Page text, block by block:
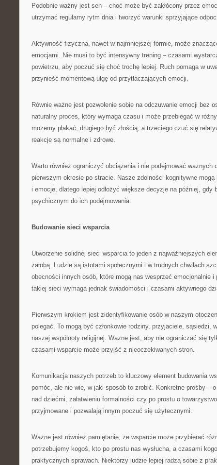
Podobnie ważny jest sen – choć może być zakłócony przez
utrzymać regularny rytm dnia i tworzyć warunki sprzyjające
Aktywność fizyczna, nawet w najmniejszej formie, może
emocjami. Nie musi to być intensywny trening – czasami
powietrzu, aby poczuć się choć trochę lepiej. Ruch pomaga w
przynieść momentową ulgę od przytłaczających emocji.
Równie ważne jest pozwolenie sobie na odczuwanie emocji bez
naturalny proces, który wymaga czasu i może przebiegać w
możemy płakać, drugiego być złością, a trzeciego czuć się
reakcje są normalne i zdrowe.
Warto również ograniczyć obciążenia i nie podejmować ważnych
pierwszym okresie po stracie. Nasze zdolności kognitywne
i emocje, dlatego lepiej odłożyć większe decyzje na później, gdy
psychicznym do ich podejmowania.
Budowanie sieci wsparcia
Utworzenie solidnej sieci wsparcia to jeden z najważniejszych
żałobą. Ludzie są istotami społecznymi i w trudnych chwilach
obecności innych osób, które mogą nas wesprzeć emocjonalnie i
takiej sieci wymaga jednak świadomości i czasami aktywnego
Pierwszym krokiem jest zidentyfikowanie osób w naszym
polegać. To mogą być członkowie rodziny, przyjaciele, sąsiedzi,
naszej wspólnoty religijnej. Ważne jest, aby nie ograniczać się
czasami wsparcie może przyjść z nieoczekiwanych stron.
Komunikacja naszych potrzeb to kluczowy element budowania
pomóc, ale nie wie, w jaki sposób to zrobić. Konkretne prośby –
nad dziećmi, załatwieniu formalności czy po prostu o
przyjmowane i pozwalają innym poczuć się użytecznymi.
Ważne jest również pamiętanie, że wsparcie może przybierać
potrzebujemy kogoś, kto po prostu nas wysłucha, a czasami
praktycznych sprawach. Niektórzy ludzie lepiej radzą sobie z